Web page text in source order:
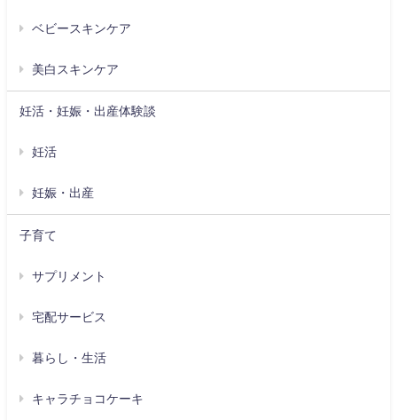
ベビースキンケア
美白スキンケア
妊活・妊娠・出産体験談
妊活
妊娠・出産
子育て
サプリメント
宅配サービス
暮らし・生活
キャラチョコケーキ